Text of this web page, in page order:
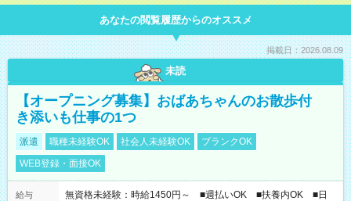
あなたの閲覧履歴からのオススメ
掲載日：2026.08.09
未読
【オープニング募集】おばあちゃんのお散歩付
き添いも仕事の1つ
派遣 職種未経験OK 社会人未経験OK
ブランクOK
WEB登録・面接OK
給与
無資格未経験：時給1450円～ ■週払いOK ■扶養内OK ■日